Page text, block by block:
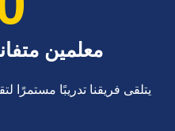
معلمين
يتلقى فريقنا تدريبًا